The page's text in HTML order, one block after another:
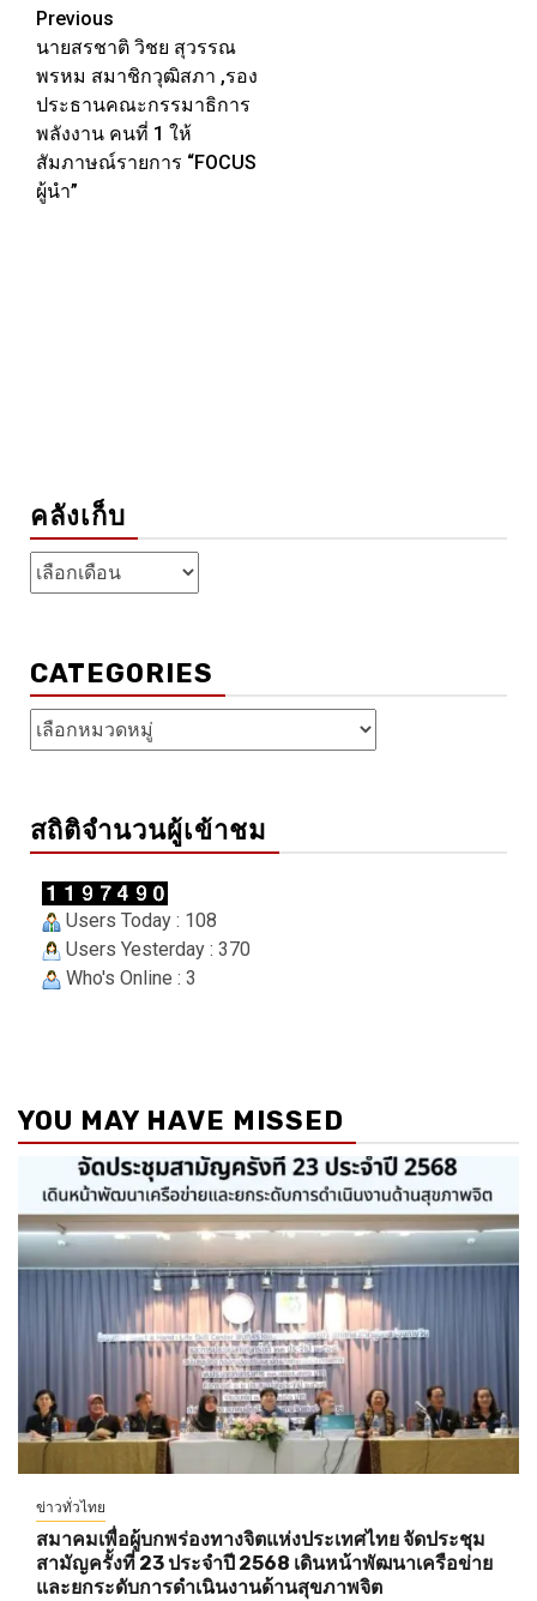
Post
navigation
Previous
นายสรชาติ วิชย สุวรรณ
พรหม สมาชิกวุฒิสภา ,รอง
ประธานคณะกรรมาธิการ
พลังงาน คนที่ 1 ให้
สัมภาษณ์รายการ “FOCUS
ผู้นำ”
คลังเก็บ
คลัง
เก็บ
CATEGORIES
Categories
สถิติจำนวนผู้เข้าชม
Users Today : 108
Users Yesterday : 370
Who's Online : 3
YOU MAY HAVE MISSED
ข่าวทั่วไทย
สมาคมเพื่อผู้บกพร่องทางจิตแห่งประเทศไทย จัดประชุม
สามัญครั้งที่ 23 ประจำปี 2568 เดินหน้าพัฒนาเครือข่าย
และยกระดับการดำเนินงานด้านสุขภาพจิต